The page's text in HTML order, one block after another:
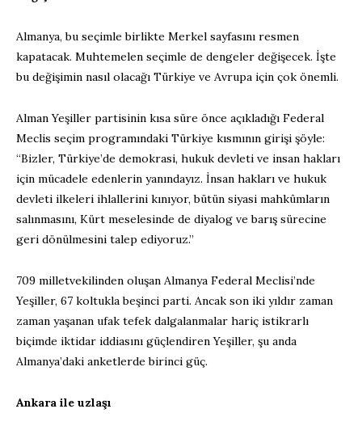
Almanya, bu seçimle birlikte Merkel sayfasını resmen
kapatacak. Muhtemelen seçimle de dengeler değişecek. İşte
bu değişimin nasıl olacağı Türkiye ve Avrupa için çok önemli.
Alman Yeşiller partisinin kısa süre önce açıkladığı Federal
Meclis seçim programındaki Türkiye kısmının girişi şöyle:
“Bizler, Türkiye’de demokrasi, hukuk devleti ve insan hakları
için mücadele edenlerin yanındayız. İnsan hakları ve hukuk
devleti ilkeleri ihlallerini kınıyor, bütün siyasi mahkûmların
salınmasını, Kürt meselesinde de diyalog ve barış sürecine
geri dönülmesini talep ediyoruz.”
709 milletvekilinden oluşan Almanya Federal Meclisi’nde
Yeşiller, 67 koltukla beşinci parti. Ancak son iki yıldır zaman
zaman yaşanan ufak tefek dalgalanmalar hariç istikrarlı
biçimde iktidar iddiasını güçlendiren Yeşiller, şu anda
Almanya’daki anketlerde birinci güç.
Ankara ile uzlaşı